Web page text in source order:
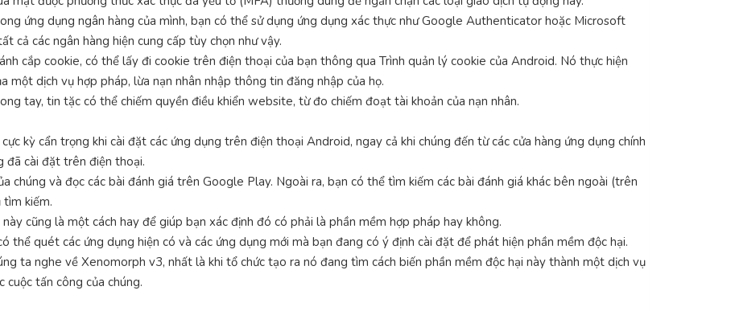
ứng dụng ngân hàng của mình, bạn có thể sử dụng ứng dụng xác thực như Google Authenticator hoặc Microsoft
cả các ngân hàng hiện cung cấp tùy chọn như vậy.
cắp cookie, có thể lấy đi cookie trên điện thoại của bạn thông qua Trình quản lý cookie của Android. Nó thực hiện
một dịch vụ hợp pháp, lừa nạn nhân nhập thông tin đăng nhập của họ.
tay, tin tặc có thể chiếm quyền điều khiển website, từ đo chiếm đoạt tài khoản của nạn nhân.
kỳ cẩn trọng khi cài đặt các ứng dụng trên điện thoại Android, ngay cả khi chúng đến từ các cửa hàng ứng dụng chính
đã cài đặt trên điện thoại.
chúng và đọc các bài đánh giá trên Google Play. Ngoài ra, bạn có thể tìm kiếm các bài đánh giá khác bên ngoài (trên
kiếm.
cũng là một cách hay để giúp bạn xác định đó có phải là phần mềm hợp pháp hay không.
quét các ứng dụng hiện có và các ứng dụng mới mà bạn đang có ý định cài đặt để phát hiện phần mềm độc hại.
ta nghe về Xenomorph v3, nhất là khi tổ chức tạo ra nó đang tìm cách biến phần mềm độc hại này thành một dịch vụ
tấn công của chúng.